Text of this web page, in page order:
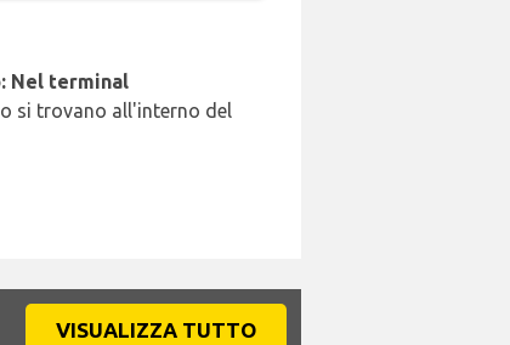
Nel terminal
si trovano all'interno del
VISUALIZZA TUTTO